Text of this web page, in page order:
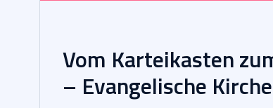
Vom Karteikasten
– Evangelische